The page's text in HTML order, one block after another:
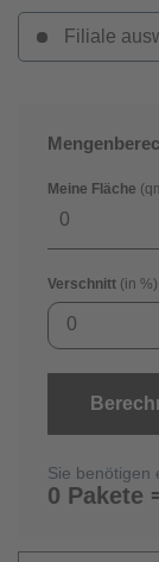
Filiale
Meine Fläche
Verschnitt (in %)
0
Sie benötigen
0 Pakete